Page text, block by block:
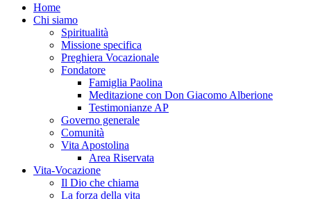
Home
Chi siamo
Spiritualità
Missione specifica
Preghiera Vocazionale
Fondatore
Famiglia Paolina
Meditazione con Don Giacomo Alberione
Testimonianze AP
Governo generale
Comunità
Vita Apostolina
Area Riservata
Vita-Vocazione
Il Dio che chiama
La forza della vita